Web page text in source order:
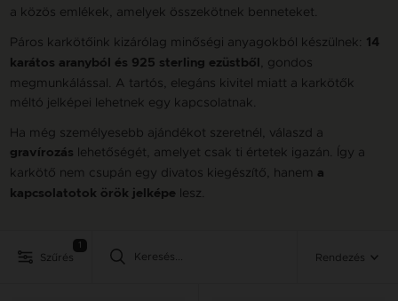
a közös emlékek, amelyek összekötnek benneteket.
Páros karkötőink kizárólag minőségi anyagokból készülnek: 14
karátos aranyból és 925 sterling ezüstből
, gondos
megmunkálással. A tartós, elegáns kivitel miatt a karkötők
méltó jelképei lehetnek egy kapcsolatnak.
Ha még személyesebb ajándékot szeretnél, válaszd a
gravírozás lehetőségét, amelyet csak ti értetek igazán. Így a
karkötő nem csupán egy divatos kiegészítő, hanem a
kapcsolatotok örök jelképe lesz.
Szűrés Rendezés